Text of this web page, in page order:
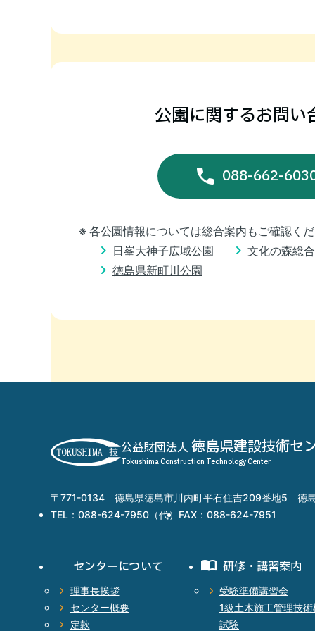
公園に関するお問い
088-662-
※ 各公園情報については総合案内もご確認く
日峯大神子広域公園
文化の森総
徳島県新町川公園
公益財団法人 徳島県建設技術セ
Tokushima Construction Technology Center
〒771-0134 徳島県徳島市川内町平石住吉209番地5 徳
TEL：088-624-7950（代） FAX：088-624-7951
センターについて
理事長挨拶
センター概要
定款
研修・ 講習案内
受験準備講習会
1級土木施工管理技
試験